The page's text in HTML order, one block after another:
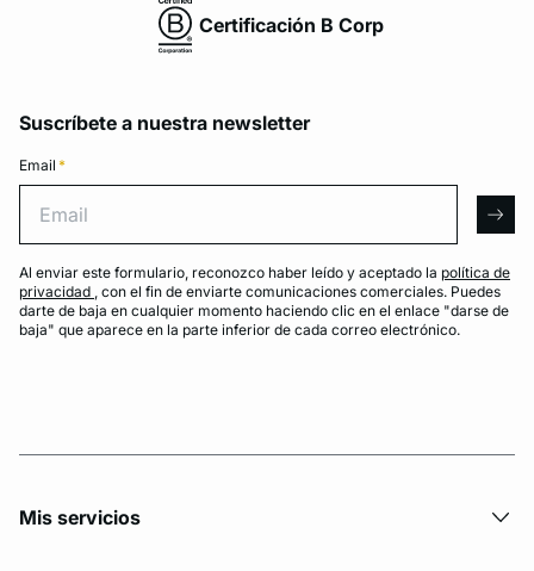
Certificación B Corp
Suscríbete a nuestra newsletter
Email *
Al enviar este formulario, reconozco haber leído y aceptado la política de
privacidad , con el fin de enviarte comunicaciones comerciales. Puedes
darte de baja en cualquier momento haciendo clic en el enlace "darse de
baja" que aparece en la parte inferior de cada correo electrónico.
Mis servicios